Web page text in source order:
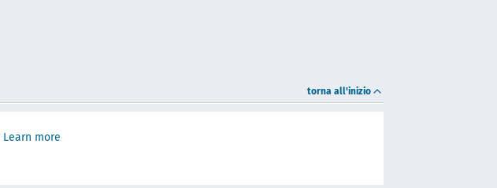
torna all'inizio
Learn more